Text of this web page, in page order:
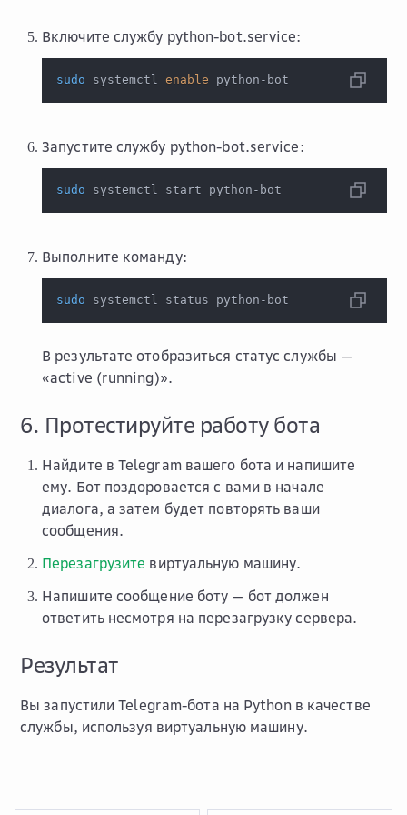
Включите службу python-bot.service:
sudo systemctl enable python-bot
Запустите службу python-bot.service:
sudo systemctl start python-bot
Выполните команду:
sudo systemctl status python-bot
В результате отобразиться статус службы —
«active (running)».
6. Протестируйте работу бота
Найдите в Telegram вашего бота и напишите
ему. Бот поздоровается с вами в начале
диалога, а затем будет повторять ваши
сообщения.
Перезагрузите виртуальную машину.
Напишите сообщение боту — бот должен
ответить несмотря на перезагрузку сервера.
Результат
Вы запустили Telegram-бота на Python в качестве
службы, используя виртуальную машину.